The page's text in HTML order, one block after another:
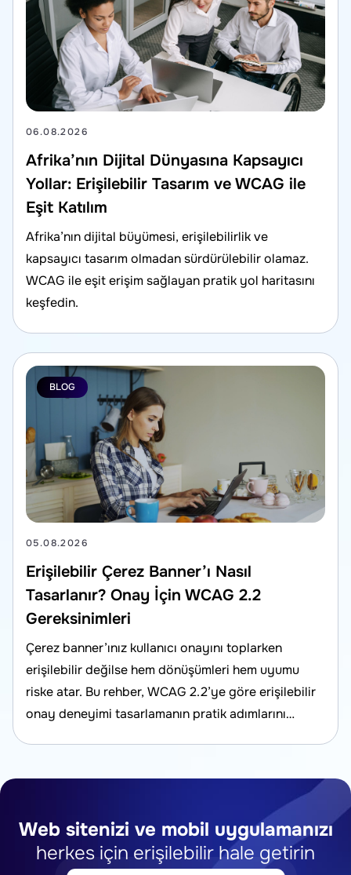
06.08.2026
Afrika’nın Dijital Dünyasına Kapsayıcı
Yollar: Erişilebilir Tasarım ve WCAG ile
Eşit Katılım
Afrika’nın dijital büyümesi, erişilebilirlik ve
kapsayıcı tasarım olmadan sürdürülebilir olamaz.
WCAG ile eşit erişim sağlayan pratik yol haritasını
keşfedin.
BLOG
05.08.2026
Erişilebilir Çerez Banner’ı Nasıl
Tasarlanır? Onay İçin WCAG 2.2
Gereksinimleri
Çerez banner’ınız kullanıcı onayını toplarken
erişilebilir değilse hem dönüşümleri hem uyumu
riske atar. Bu rehber, WCAG 2.2’ye göre erişilebilir
onay deneyimi tasarlamanın pratik adımlarını
Web sitenizi ve mobil uygulamanızı
herkes için erişilebilir hale getirin